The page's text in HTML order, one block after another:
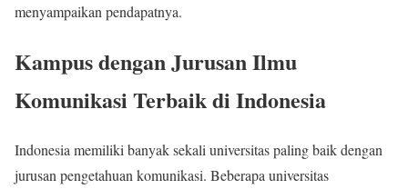
menyampaikan pendapatnya.
Kampus dengan Jurusan Ilmu
Komunikasi Terbaik di Indonesia
Indonesia memiliki banyak sekali universitas paling baik dengan
jurusan pengetahuan komunikasi. Beberapa universitas